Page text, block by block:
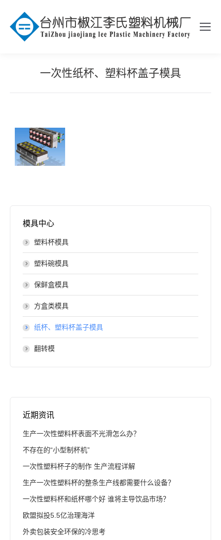
一次性纸杯、塑料杯盖子模具
模具中心
塑料杯模具
塑料碗模具
保鲜盒模具
方盒类模具
纸杯、塑料杯盖子模具
翻转模
近期资讯
生产一次性塑料杯表面不光滑怎么办？
不存在的“小型制杯机”
一次性塑料杯子的制作 生产流程详解
生产一次性塑料杯的整条生产线都需要什么设备？
一次性塑料杯和纸杯哪个好 谁将主导饮品市场？
欧盟拟投5.5亿治理海洋
外卖包装安全环保的冷思考